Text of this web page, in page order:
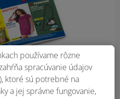
používame rôzne
spracúvanie údajov
ktoré sú potrebné na
a jej správne fungovanie,